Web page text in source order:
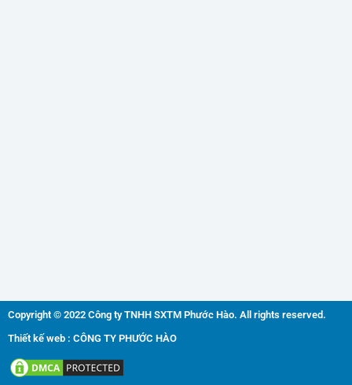
Copyright © 2022 Công ty TNHH SXTM Phước Hào. All rights reserved.
Thiết kế web : CÔNG TY PHƯỚC HÀO